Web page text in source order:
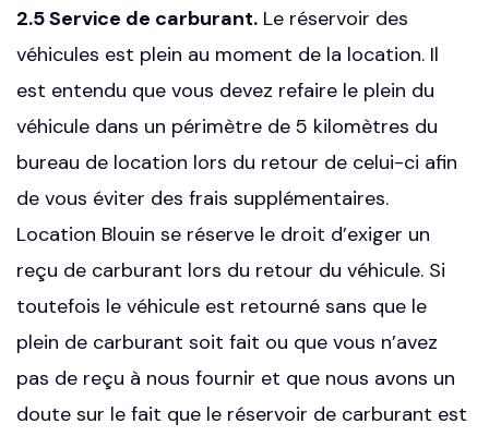
2.5 Service de carburant. Le réservoir des
véhicules est plein au moment de la location. Il
est entendu que vous devez refaire le plein du
véhicule dans un périmètre de 5 kilomètres du
bureau de location lors du retour de celui-ci afin
de vous éviter des frais supplémentaires.
Location Blouin se réserve le droit d’exiger un
reçu de carburant lors du retour du véhicule. Si
toutefois le véhicule est retourné sans que le
plein de carburant soit fait ou que vous n’avez
pas de reçu à nous fournir et que nous avons un
doute sur le fait que le réservoir de carburant est